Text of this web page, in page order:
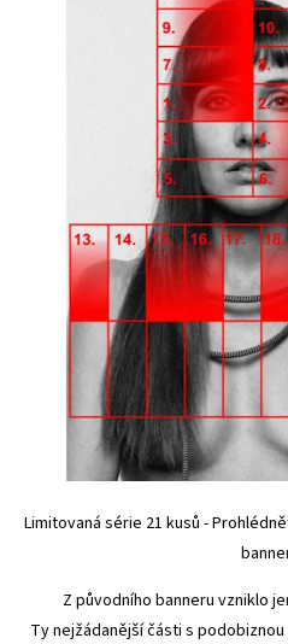
Limitovaná série 21 kusů -
Z původního banneru vzniklo
Ty nejžádanější části s